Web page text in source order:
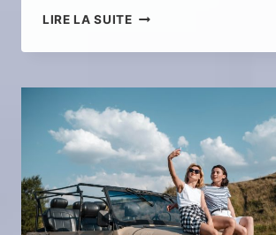
LIRE LA SUITEQUE
DANS
GERS
EN
ÉTÉ